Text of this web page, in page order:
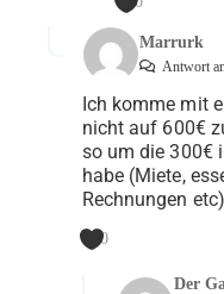
Marrurk
Antwort
Ich komme mit
nicht auf 600€
so um die 300€
habe (Miete,
Rechnungen
0
Der